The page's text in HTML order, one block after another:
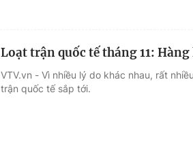
Loạt trận quốc tế tháng 11:
VTV.vn - Vì nhiều lý do khác nhau, rất
trận quốc tế sắp tới.